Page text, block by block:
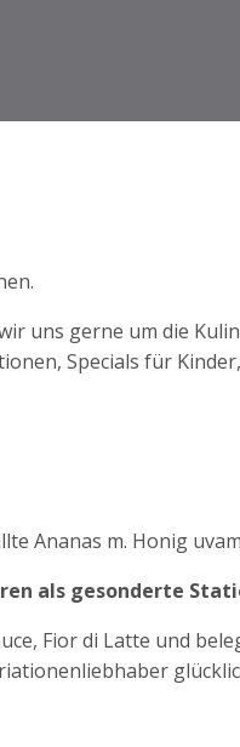
uns gerne um die
Specials für
Ananas m. Honig uvam
als gesonderte
Fior di Latte und